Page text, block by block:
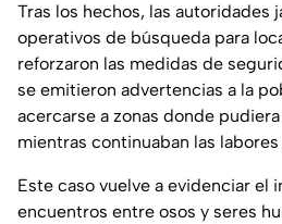
Tras los hechos, las autoridades
operativos de búsqueda para
reforzaron las medidas de
se emitieron advertencias a la
acercarse a zonas donde
mientras continuaban las
Este caso vuelve a evidenciar el
encuentros entre osos y seres